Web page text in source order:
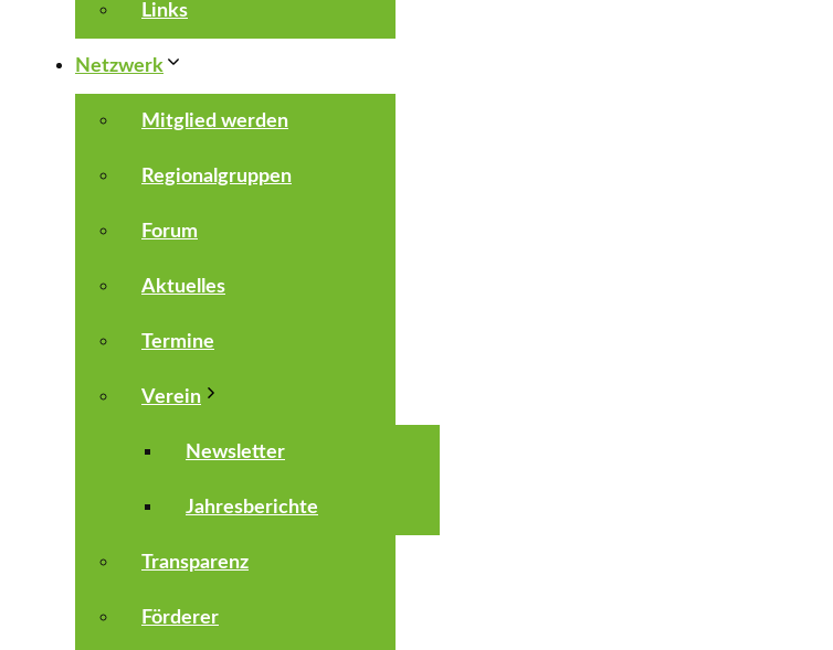
Links
Netzwerk
Mitglied werden
Regionalgruppen
Forum
Aktuelles
Termine
Verein
Newsletter
Jahresberichte
Transparenz
Förderer